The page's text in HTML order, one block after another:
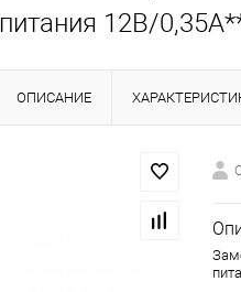
питания 12В/
ОПИСАНИЕ